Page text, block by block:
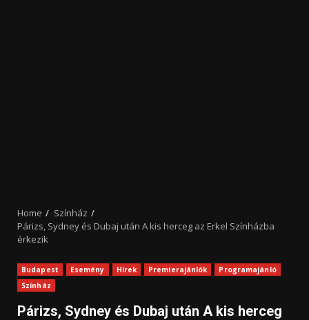
Home
Színház
Párizs, Sydney és Dubaj után A kis herceg az Erkel Színházba
érkezik
Budapest Esemény Hírek Premierajánlók
Programajánló
Színház
Párizs, Sydney és Dubaj után A kis herceg